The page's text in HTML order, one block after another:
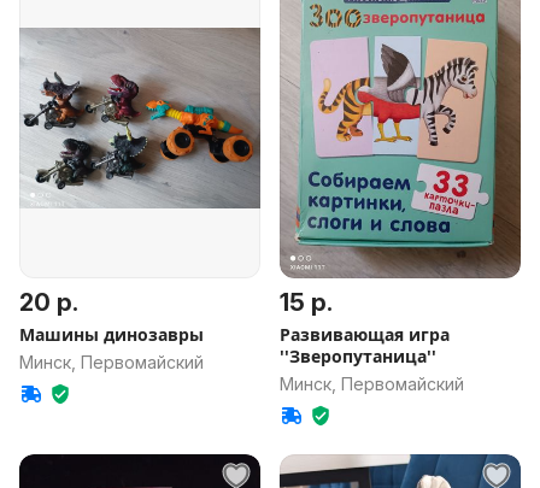
20 р.
Машины динозавры
Минск, Первомайский
15 р.
Развивающая игра
''Зверопутаница''
Минск, Первомайский